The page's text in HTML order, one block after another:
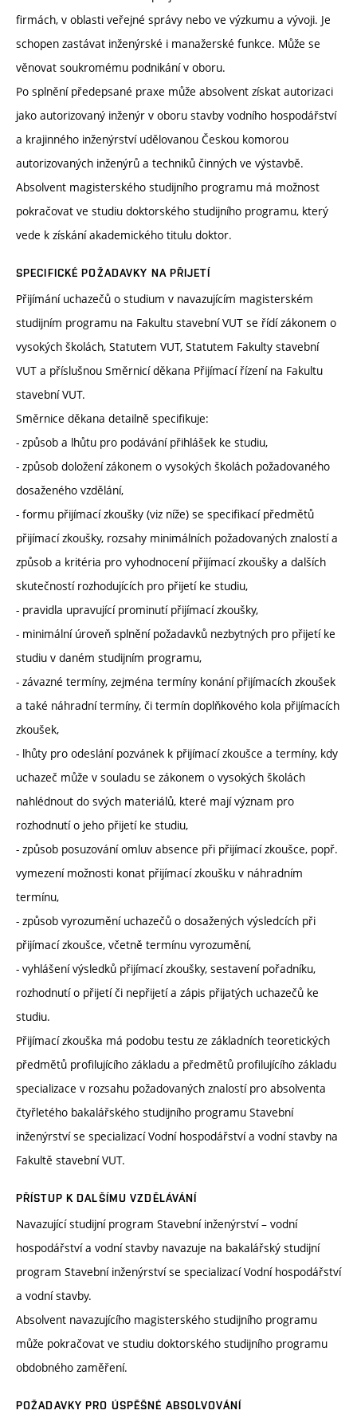
firmách, v oblasti veřejné správy nebo ve výzkumu a vývoji. Je
schopen zastávat inženýrské i manažerské funkce. Může se
věnovat soukromému podnikání v oboru.
Po splnění předepsané praxe může absolvent získat autorizaci
jako autorizovaný inženýr v oboru stavby vodního hospodářství
a krajinného inženýrství udělovanou Českou komorou
autorizovaných inženýrů a techniků činných ve výstavbě.
Absolvent magisterského studijního programu má možnost
pokračovat ve studiu doktorského studijního programu, který
vede k získání akademického titulu doktor.
SPECIFICKÉ POŽADAVKY NA PŘIJETÍ
Přijímání uchazečů o studium v navazujícím magisterském
studijním programu na Fakultu stavební VUT se řídí zákonem o
vysokých školách, Statutem VUT, Statutem Fakulty stavební
VUT a příslušnou Směrnicí děkana Přijímací řízení na Fakultu
stavební VUT.
Směrnice děkana detailně specifikuje:
- způsob a lhůtu pro podávání přihlášek ke studiu,
- způsob doložení zákonem o vysokých školách požadovaného
dosaženého vzdělání,
- formu přijímací zkoušky (viz níže) se specifikací předmětů
přijímací zkoušky, rozsahy minimálních požadovaných znalostí a
způsob a kritéria pro vyhodnocení přijímací zkoušky a dalších
skutečností rozhodujících pro přijetí ke studiu,
- pravidla upravující prominutí přijímací zkoušky,
- minimální úroveň splnění požadavků nezbytných pro přijetí ke
studiu v daném studijním programu,
- závazné termíny, zejména termíny konání přijímacích zkoušek
a také náhradní termíny, či termín doplňkového kola přijímacích
zkoušek,
- lhůty pro odeslání pozvánek k přijímací zkoušce a termíny, kdy
uchazeč může v souladu se zákonem o vysokých školách
nahlédnout do svých materiálů, které mají význam pro
rozhodnutí o jeho přijetí ke studiu,
- způsob posuzování omluv absence při přijímací zkoušce, popř.
vymezení možnosti konat přijímací zkoušku v náhradním
termínu,
- způsob vyrozumění uchazečů o dosažených výsledcích při
přijímací zkoušce, včetně termínu vyrozumění,
- vyhlášení výsledků přijímací zkoušky, sestavení pořadníku,
rozhodnutí o přijetí či nepřijetí a zápis přijatých uchazečů ke
studiu.
Přijímací zkouška má podobu testu ze základních teoretických
předmětů profilujícího základu a předmětů profilujícího základu
specializace v rozsahu požadovaných znalostí pro absolventa
čtyřletého bakalářského studijního programu Stavební
inženýrství se specializací Vodní hospodářství a vodní stavby na
Fakultě stavební VUT.
PŘÍSTUP K DALŠÍMU VZDĚLÁVÁNÍ
Navazující studijní program Stavební inženýrství – vodní
hospodářství a vodní stavby navazuje na bakalářský studijní
program Stavební inženýrství se specializací Vodní hospodářství
a vodní stavby.
Absolvent navazujícího magisterského studijního programu
může pokračovat ve studiu doktorského studijního programu
obdobného zaměření.
POŽADAVKY PRO ÚSPĚŠNÉ ABSOLVOVÁNÍ